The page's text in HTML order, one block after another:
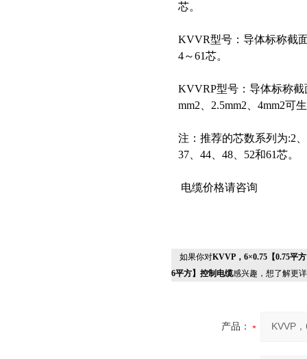
芯。
KVVR型号：导体标称截面
4～61芯。
KVVRP型号：导体标称截
mm2、2.5mm2、4mm2可
注：推荐的芯数系列为:2
37、44、48、52和61芯。
电缆价格请咨询
如果你对KVVP，6×0.75【0.75平
6平方】控制电缆感兴趣，想了解更
产品：